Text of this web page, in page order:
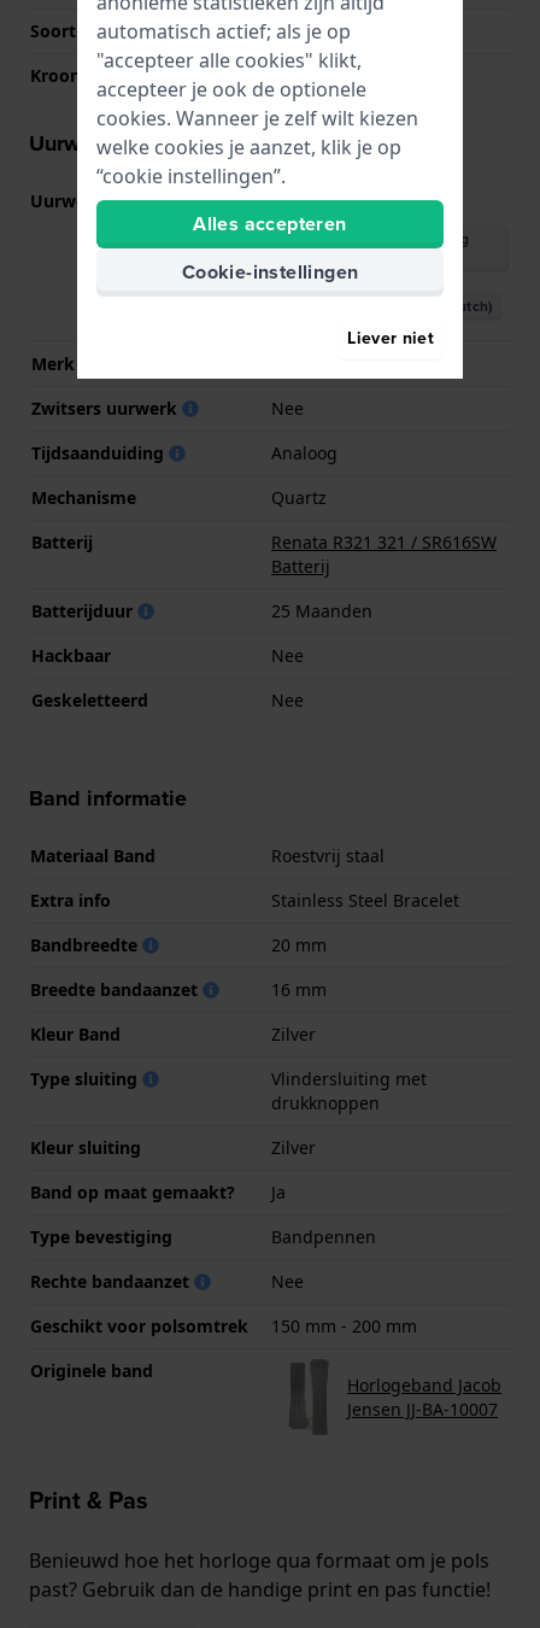
Soort glas
Saffier
Kroon
Uurwerk informatie
Uurwerk nr. 1063(Bekijk specificaties)
Download handleiding
Download handleiding (Dutch)
Merk uurwerk
Zwitsers uurwerk
Nee
Tijdsaanduiding
Analoog
Mechanisme
Quartz
Batterij
Renata R321 321 / SR616SW
Batterij
Batterijduur
25 Maanden
Hackbaar
Nee
Geskeletteerd
Nee
Band informatie
Materiaal Band
Roestvrij staal
Extra info
Stainless Steel Bracelet
Bandbreedte
20 mm
Breedte bandaanzet
16 mm
Kleur Band
Zilver
Type sluiting
Vlindersluiting met
drukknoppen
Kleur sluiting
Zilver
Band op maat gemaakt?
Ja
Type bevestiging
Bandpennen
Rechte bandaanzet
Nee
Geschikt voor polsomtrek
150 mm - 200 mm
Originele band
Horlogeband Jacob
Jensen JJ-BA-10007
Print & Pas
Benieuwd hoe het horloge qua formaat om je pols
past? Gebruik dan de handige print en pas functie!
automatisch actief; als je op
"accepteer alle cookies" klikt,
accepteer je ook de optionele
cookies. Wanneer je zelf wilt kiezen
welke cookies je aanzet, klik je op
“cookie instellingen”.
Alles accepteren
Cookie-instellingen
Liever niet